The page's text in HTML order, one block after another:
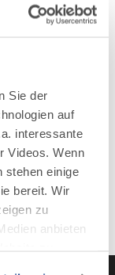
Sie der
auf
interessante
Videos. Wenn
stehen einige
bereit. Wir
zu
anbieten